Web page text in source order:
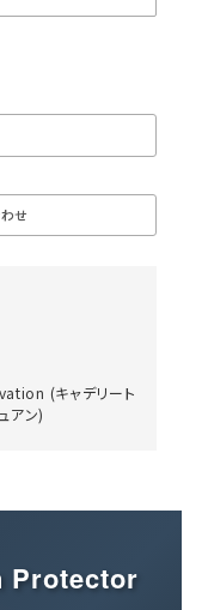
せ
(キャデリート
アン)
Protector